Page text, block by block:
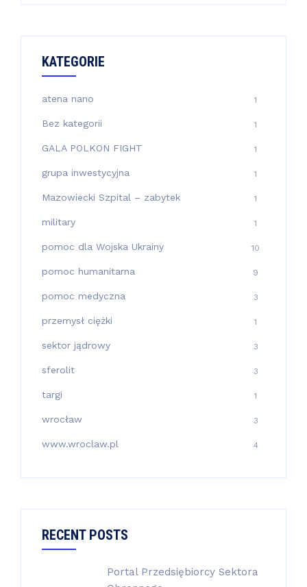
KATEGORIE
atena nano 1
Bez kategorii 1
GALA POLKON FIGHT 1
grupa inwestycyjna 1
Mazowiecki Szpital – zabytek 1
military 1
pomoc dla Wojska Ukrainy 10
pomoc humanitarna 9
pomoc medyczna 3
przemysł ciężki 1
sektor jądrowy 3
sferolit 3
targi 1
wrocław 3
www.wroclaw.pl 4
RECENT POSTS
Portal Przedsiębiorcy Sektora